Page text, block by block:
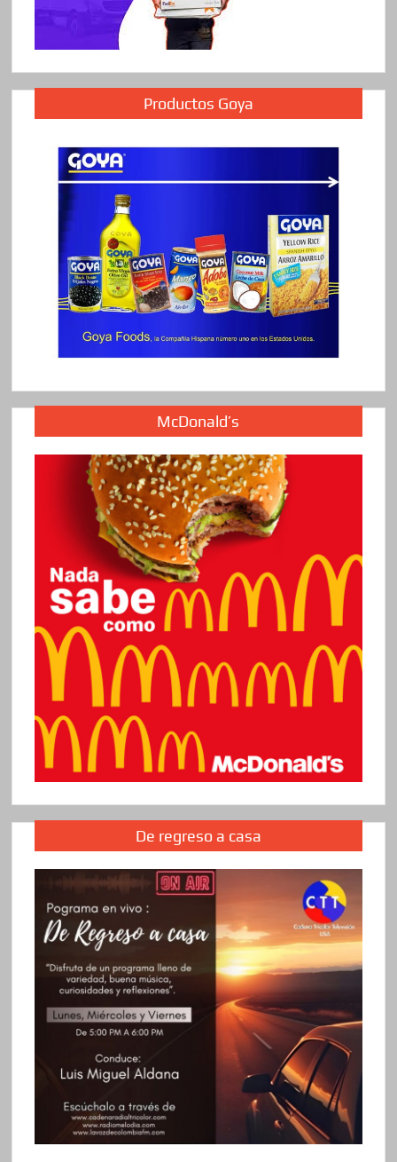
Productos Goya
McDonald’s
De regreso a casa